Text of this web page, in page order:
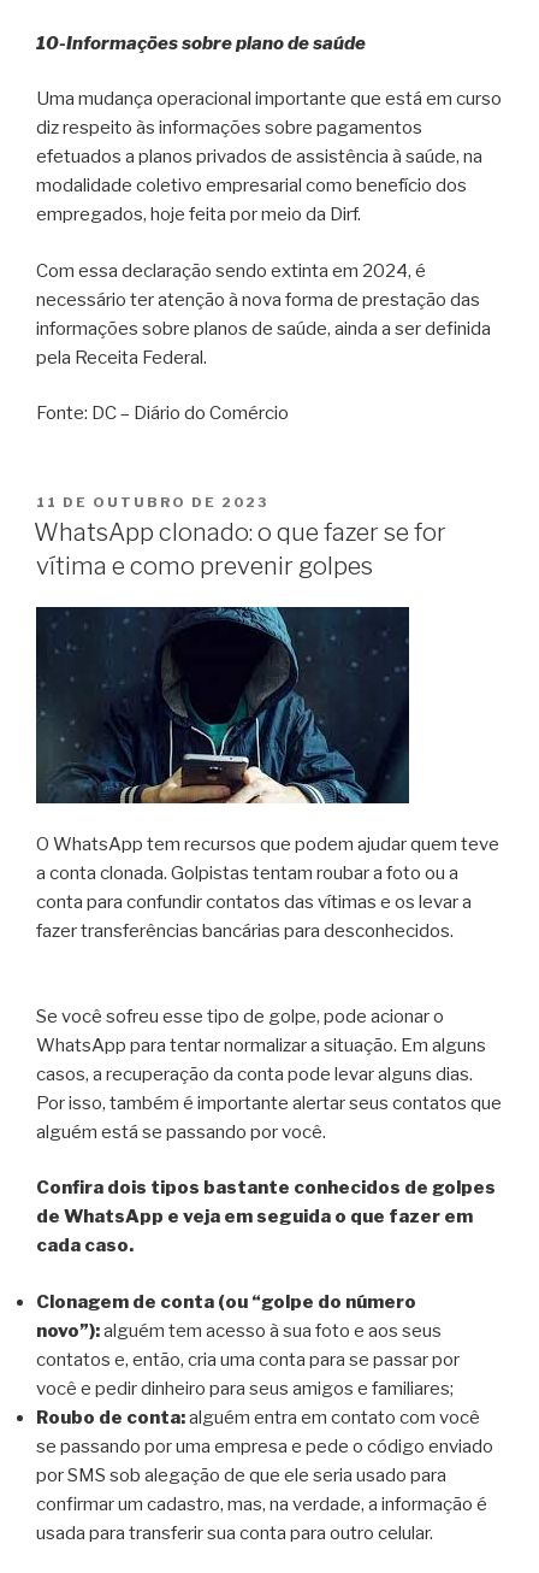
10-Informações sobre plano de saúde
Uma mudança operacional importante que está em curso
diz respeito às informações sobre pagamentos
efetuados a planos privados de assistência à saúde, na
modalidade coletivo empresarial como benefício dos
empregados, hoje feita por meio da Dirf.
Com essa declaração sendo extinta em 2024, é
necessário ter atenção à nova forma de prestação das
informações sobre planos de saúde, ainda a ser definida
pela Receita Federal.
Fonte: DC – Diário do Comércio
11 DE OUTUBRO DE 2023
WhatsApp clonado: o que fazer se for
vítima e como prevenir golpes
O WhatsApp tem recursos que podem ajudar quem teve
a conta clonada. Golpistas tentam roubar a foto ou a
conta para confundir contatos das vítimas e os levar a
fazer transferências bancárias para desconhecidos.
Se você sofreu esse tipo de golpe, pode acionar o
WhatsApp para tentar normalizar a situação. Em alguns
casos, a recuperação da conta pode levar alguns dias.
Por isso, também é importante alertar seus contatos que
alguém está se passando por você.
Confira dois tipos bastante conhecidos de golpes
de WhatsApp e veja em seguida o que fazer em
cada caso.
Clonagem de conta (ou “golpe do número
novo”):alguém tem acesso à sua foto e aos seus
contatos e, então, cria uma conta para se passar por
você e pedir dinheiro para seus amigos e familiares;
Roubo de conta:alguém entra em contato com você
se passando por uma empresa e pede o código enviado
por SMS sob alegação de que ele seria usado para
confirmar um cadastro, mas, na verdade, a informação é
usada para transferir sua conta para outro celular.